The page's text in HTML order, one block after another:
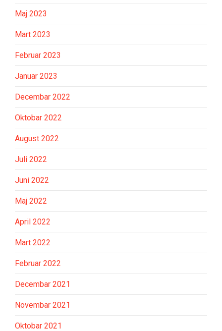
Maj 2023
Mart 2023
Februar 2023
Januar 2023
Decembar 2022
Oktobar 2022
August 2022
Juli 2022
Juni 2022
Maj 2022
April 2022
Mart 2022
Februar 2022
Decembar 2021
Novembar 2021
Oktobar 2021